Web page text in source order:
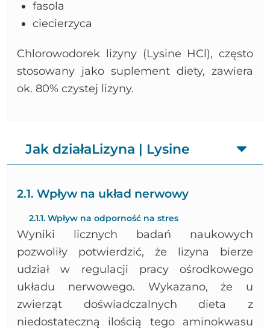
fasola
ciecierzyca
Chlorowodorek lizyny (Lysine HCl), często
stosowany jako suplement diety, zawiera
ok. 80% czystej lizyny.
Jak działaLizyna | Lysine
2.1. Wpływ na układ nerwowy
2.1.1. Wpływ na odporność na stres
Wyniki licznych badań naukowych
pozwoliły potwierdzić, że lizyna bierze
udział w regulacji pracy ośrodkowego
układu nerwowego. Wykazano, że u
zwierząt doświadczalnych dieta z
niedostateczną ilością tego aminokwasu